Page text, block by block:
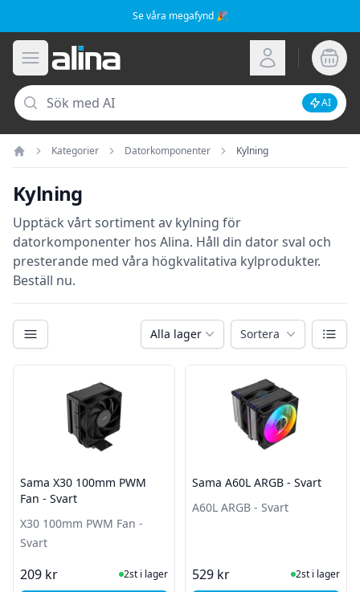
Se våra megafynd 🎉
Öppna meny
Alina.se Logga in
Sök
AI
Hem
Kategorier Datorkomponenter Kylning
Kylning
Upptäck vårt sortiment av kylning för
datorkomponenter hos Alina. Håll din dator sval och
presterande med våra högkvalitativa kylprodukter.
Beställ nu.
Kategorier Alla lager Sortera Växla
Filter
Produkter
Sama X30 100mm PWM
Fan - Svart
X30 100mm PWM Fan -
Svart
209 kr I Lager
2st i lager
Sama A60L ARGB - Svart
A60L ARGB - Svart
529 kr I Lager
2st i lager